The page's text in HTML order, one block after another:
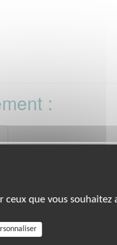
:
dans cette association
ceux que vous souhaitez